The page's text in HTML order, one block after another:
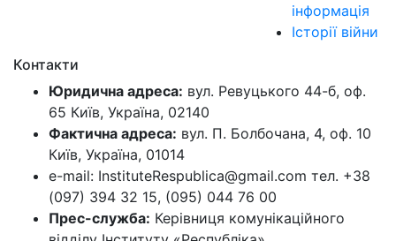
інформація
Історії війни
Контакти
Юридична адреса: вул. Ревуцького 44-б, оф.
65 Київ, Україна, 02140
Фактична адреса: вул. П. Болбочана, 4, оф. 10
Київ, Україна, 01014
e-mail: InstituteRespublica@gmail.com тел. +38
(097) 394 32 15, (095) 044 76 00
Прес-служба: Керівниця комунікаційного